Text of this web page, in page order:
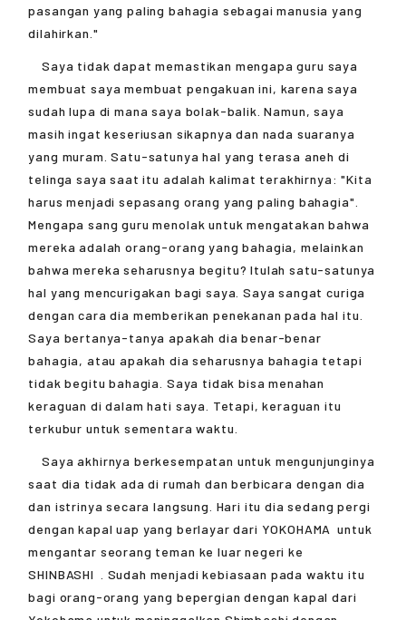
pasangan yang paling bahagia sebagai manusia yang
dilahirkan."
Saya tidak dapat memastikan mengapa guru saya
membuat saya membuat pengakuan ini, karena saya
sudah lupa di mana saya bolak-balik. Namun, saya
masih ingat keseriusan sikapnya dan nada suaranya
yang muram. Satu-satunya hal yang terasa aneh di
telinga saya saat itu adalah kalimat terakhirnya: "Kita
harus menjadi sepasang orang yang paling bahagia".
Mengapa sang guru menolak untuk mengatakan bahwa
mereka adalah orang-orang yang bahagia, melainkan
bahwa mereka seharusnya begitu? Itulah satu-satunya
hal yang mencurigakan bagi saya. Saya sangat curiga
dengan cara dia memberikan penekanan pada hal itu.
Saya bertanya-tanya apakah dia benar-benar
bahagia, atau apakah dia seharusnya bahagia tetapi
tidak begitu bahagia. Saya tidak bisa menahan
keraguan di dalam hati saya. Tetapi, keraguan itu
terkubur untuk sementara waktu.
Saya akhirnya berkesempatan untuk mengunjunginya
saat dia tidak ada di rumah dan berbicara dengan dia
dan istrinya secara langsung. Hari itu dia sedang pergi
dengan kapal uap yang berlayar dari YOKOHAMA untuk
mengantar seorang teman ke luar negeri ke
SHINBASHI
. Sudah menjadi kebiasaan pada waktu itu
bagi orang-orang yang bepergian dengan kapal dari